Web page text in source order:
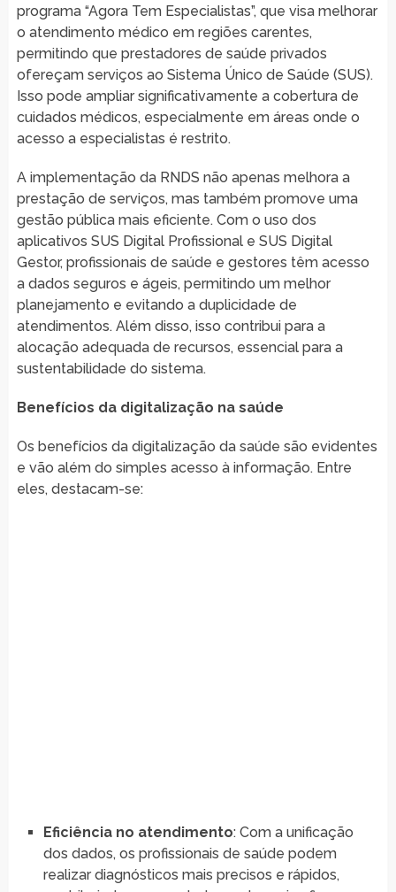
programa “Agora Tem Especialistas”, que visa melhorar
o atendimento médico em regiões carentes,
permitindo que prestadores de saúde privados
ofereçam serviços ao Sistema Único de Saúde (SUS).
Isso pode ampliar significativamente a cobertura de
cuidados médicos, especialmente em áreas onde o
acesso a especialistas é restrito.
A implementação da RNDS não apenas melhora a
prestação de serviços, mas também promove uma
gestão pública mais eficiente. Com o uso dos
aplicativos SUS Digital Profissional e SUS Digital
Gestor, profissionais de saúde e gestores têm acesso
a dados seguros e ágeis, permitindo um melhor
planejamento e evitando a duplicidade de
atendimentos. Além disso, isso contribui para a
alocação adequada de recursos, essencial para a
sustentabilidade do sistema.
Benefícios da digitalização na saúde
Os benefícios da digitalização da saúde são evidentes
e vão além do simples acesso à informação. Entre
eles, destacam-se:
Eficiência no atendimento: Com a unificação
dos dados, os profissionais de saúde podem
realizar diagnósticos mais precisos e rápidos,